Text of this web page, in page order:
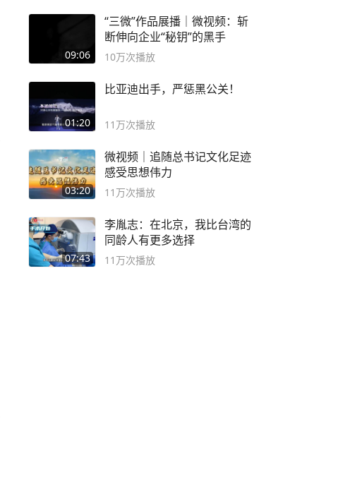
09:06
“三微”作品展播｜微视频：斩
断伸向企业“秘钥”的黑手
10万次播放
01:20
比亚迪出手，严惩黑公关！
11万次播放
03:20
微视频｜追随总书记文化足迹
感受思想伟力
11万次播放
07:43
李胤志：在北京，我比台湾的
同龄人有更多选择
11万次播放